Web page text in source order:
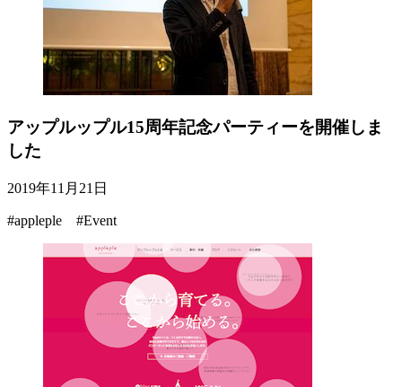
アップルップル15周年記念パーティーを開催しま
した
2019年11月21日
#appleple #Event